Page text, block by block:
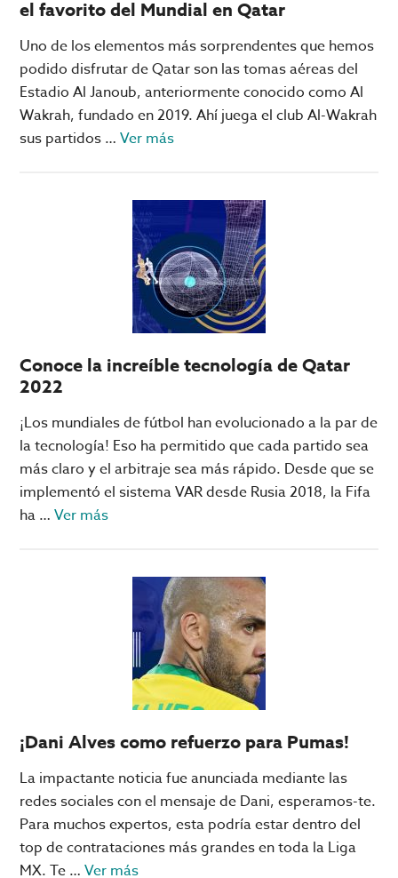
el favorito del Mundial en Qatar
Uno de los elementos más sorprendentes que hemos
podido disfrutar de Qatar son las tomas aéreas del
Estadio Al Janoub, anteriormente conocido como Al
Wakrah, fundado en 2019. Ahí juega el club Al-Wakrah
sus partidos …Ver másacerca
interesantes
del
Estadio
Al
Janoub,
el
del
en
Qatar
Conoce la increíble tecnología de Qatar
2022
¡Los mundiales de fútbol han evolucionado a la par de
la tecnología! Eso ha permitido que cada partido sea
más claro y el arbitraje sea más rápido. Desde que se
implementó el sistema VAR desde Rusia 2018, la Fifa
ha …Ver másacerca
increíble
tecnología
Qatar
2022
¡Dani Alves como refuerzo para Pumas!
La impactante noticia fue anunciada mediante las
redes sociales con el mensaje de Dani, esperamos-te.
Para muchos expertos, esta podría estar dentro del
top de contrataciones más grandes en toda la Liga
MX. Te …Ver másacerca